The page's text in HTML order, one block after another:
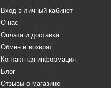
Вход в личный кабинет
О нас
Оплата и доставка
Обмен и возврат
Контактная информация
Блог
Отзывы о магазине